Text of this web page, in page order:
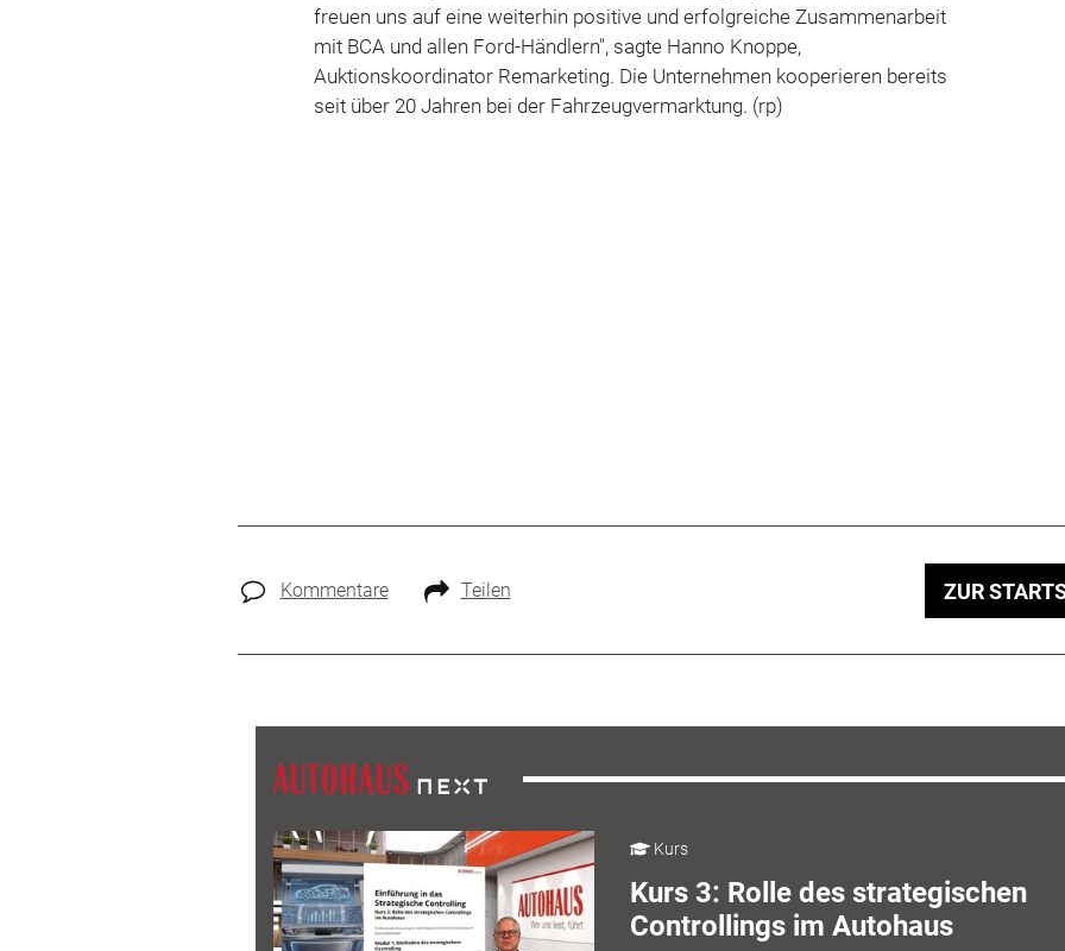
freuen uns auf eine weiterhin positive und erfolgreiche Zusammenarbeit
mit BCA und allen Ford-Händlern", sagte Hanno Knoppe,
Auktionskoordinator Remarketing. Die Unternehmen kooperieren bereits
seit über 20 Jahren bei der Fahrzeugvermarktung. (rp)
Kommentare Teilen ZUR
Kurs
Kurs 3: Rolle des strategischen
Controllings im Autohaus